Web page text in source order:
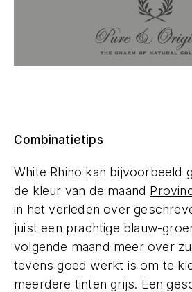
Combinatietips
White Rhino kan bijvoorbeeld
de kleur van de maand
in het verleden over
juist een prachtige blauw-
volgende maand meer over
tevens goed werkt is om te
meerdere tinten grijs. Een